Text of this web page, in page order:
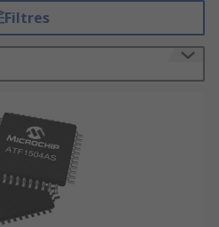
à semi-
de grandes
Xilinx, Lattice
se composent de
internes/non
les CI de bascule
des circuits
Filtres